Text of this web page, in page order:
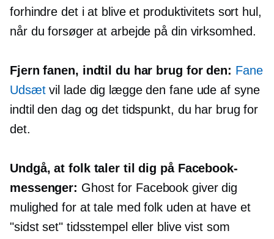
forhindre det i at blive et produktivitets sort hul,
når du forsøger at arbejde på din virksomhed.
Fjern fanen, indtil du har brug for den: Fane
Udsætvil lade dig lægge den fane ude af syne
indtil den dag og det tidspunkt, du har brug for
det.
Undgå, at folk taler til dig på Facebook-
messenger: Ghost for Facebook giver dig
mulighed for at tale med folk uden at have et
"sidst set" tidsstempel eller blive vist som